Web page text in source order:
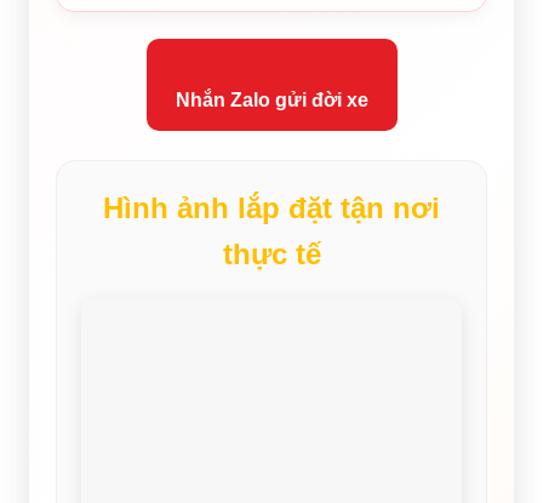
Nhắn Zalo gửi đời xe
Hình ảnh lắp đặt tận nơi
thực tế